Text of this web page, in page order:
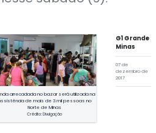
arrecadada no bazar será utilizada na
de mais de 3 mil pessoas no
Norte de Minas
Crédito: Divulgação
G1 Grande
Minas
07 de
dezembro de
2017